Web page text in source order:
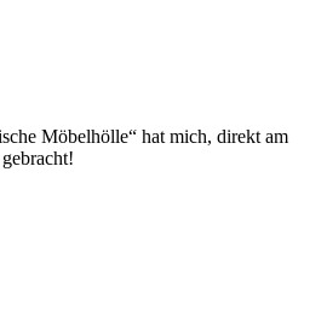
Möbelhölle“ hat mich, direkt am